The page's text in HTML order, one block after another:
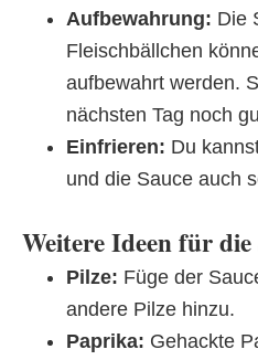
Aufbewahrung: Die
Fleischbällchen
aufbewahrt werden.
nächsten Tag noch
Einfrieren: Du
und die Sauce auch
Weitere Ideen für die
Pilze: Füge der
andere Pilze hinzu.
Paprika: Gehackte